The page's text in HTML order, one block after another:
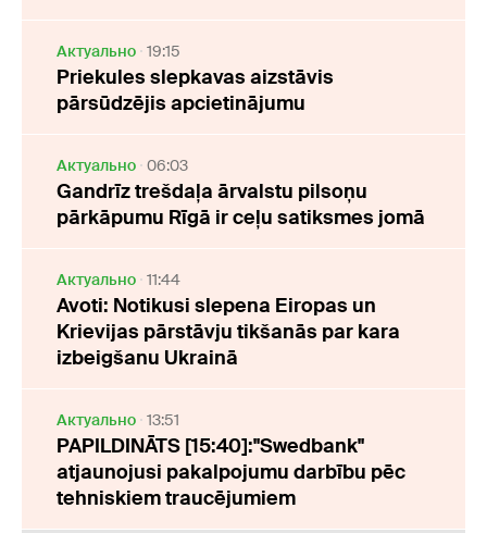
Актуально 19:15
Priekules slepkavas aizstāvis
pārsūdzējis apcietinājumu
Актуально 06:03
Gandrīz trešdaļa ārvalstu pilsoņu
pārkāpumu Rīgā ir ceļu satiksmes jomā
Актуально 11:44
Avoti: Notikusi slepena Eiropas un
Krievijas pārstāvju tikšanās par kara
izbeigšanu Ukrainā
Актуально 13:51
PAPILDINĀTS [15:40]:"Swedbank"
atjaunojusi pakalpojumu darbību pēc
tehniskiem traucējumiem